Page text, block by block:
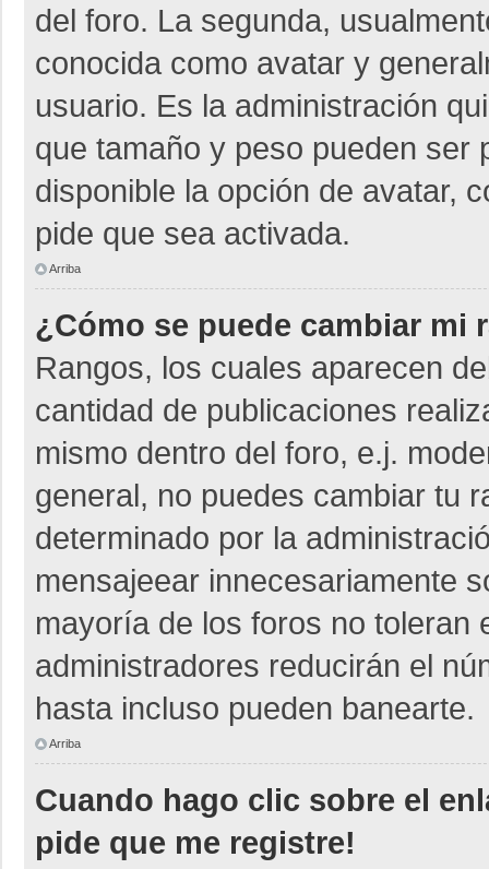
del foro. La segunda,
conocida como avatar y
usuario. Es la administración
que tamaño y peso pueden ser
disponible la opción de avatar,
pide que sea activada.
Arriba
¿Cómo se puede cambiar mi
Rangos, los cuales aparecen
cantidad de publicaciones
mismo dentro del foro, e.j.
general, no puedes cambiar tu
determinado por la
mensajeear innecesariamente
mayoría de los foros no toleran
administradores reducirán el
hasta incluso pueden banearte.
Arriba
Cuando hago clic sobre el
pide que me registre!